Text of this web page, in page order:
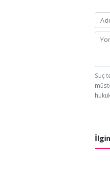
Suç